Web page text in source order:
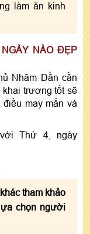
làm ăn kinh
NÀO ĐẸP
Nhâm Dần cần
trương tốt sẽ
may mắn và
Thứ 4, ngày
tham khảo
chọn người